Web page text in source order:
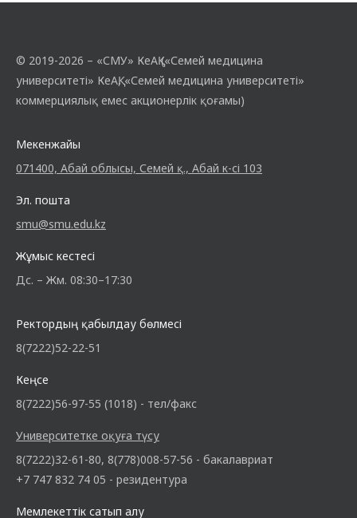
© 2019-2026 – «СМУ» КеАҚ («Семей медицина
университеті» КеАҚ, «Семей медицина университеті»
коммерциялық емес акционерлік қоғамы)
Мекенжайы
071400, Абай облысы, Семей қ., Абай к-сі 103
Эл. пошта
smu@smu.edu.kz
Жұмыс кестесі
Дс. – Жм. 08:30–17:30
Ректордың қабылдау бөлмесі
8(7222)52-22-51
Кеңсе
8(7222)56-97-55 (1018) - тел/факс
Университетке оқуға түсу
8(7222)32-61-80, 8(778)008-57-56 - бакалавриат
+7 747 832 74 05 - резидентура
Мемлекеттік сатып алу